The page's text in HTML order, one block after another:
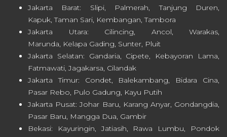
Jakarta Barat: Slipi, Palmerah, Tanjung Duren,
Kapuk, Taman Sari, Kembangan, Tambora
Jakarta Utara: Cilincing, Ancol, Warakas,
Marunda, Kelapa Gading, Sunter, Pluit
Jakarta Selatan: Gandaria, Cipete, Kebayoran Lama,
Fatmawati, Jagakarsa, Cilandak
Jakarta Timur: Condet, Balekambang, Bidara Cina,
Pasar Rebo, Pulo Gadung, Kayu Putih
Jakarta Pusat: Johar Baru, Karang Anyar, Gondangdia,
Pasar Baru, Mangga Dua, Gambir
Bekasi: Kayuringin, Jatiasih, Rawa Lumbu, Pondok